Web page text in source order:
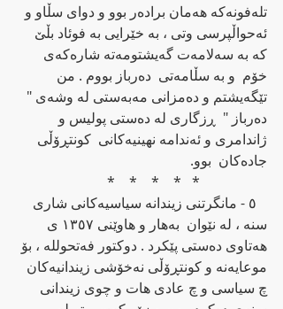
تله‌فونه‌که‌ هه‌مان براده‌ر بوو و دوای سڵاو و
ئه‌حواڵپرسی وتی ، به‌ خێرایی به‌ فوئاد بڵێ
که‌ به‌ سه‌لامه‌ت گه‌یشتومه‌ته‌ شاره‌که‌ی
خۆم  و به‌ سڵامه‌تی  ده‌رباز بووم . من
تێگه‌یشتم و ده‌مزانی مه‌به‌ستی له‌ وشه‌ی "
ده‌رباز "  ڕزگاری له‌ ده‌ستی پولیس و
ژاندامری و ئه‌ندامه‌ نهینیه‌کانی  کونتڕۆڵی
جاده‌کان  بوو.
                   *   *    *    *    *
   ٥ - مانگرتنی زیندانه‌ سیاسیه‌کانی شاری
سنه‌ ، له‌ نێوان  به‌هار و هاوێنی ١٣٥٧ ی
هه‌تاوی ده‌ستی پێکرد . دوکتور فه‌تحولله‌ ، بۆ
موعایه‌نه‌ و کونتڕۆڵی نه‌خۆشی زیندانیه‌کان
چ سیاسی و چ عادی هات و چوی زیندانی